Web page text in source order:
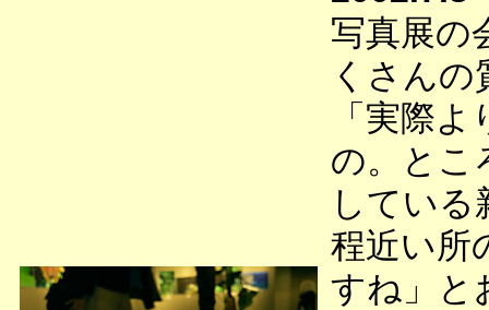
写真展の
くさん
「実際
の。とこ
している
程近い所
すね」と